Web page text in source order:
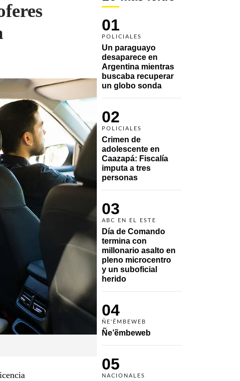
01
POLICIALES
Un paraguayo
desaparece en
Argentina mientras
buscaba recuperar
un globo sonda
02
POLICIALES
Crimen de
adolescente en
Caazapá: Fiscalía
imputa a tres
personas
03
ABC EN EL ESTE
Día de Comando
termina con
millonario asalto en
pleno microcentro
y un suboficial
herido
04
ÑE'ẼMBEWEB
Ñe’ẽmbeweb
05
NACIONALES